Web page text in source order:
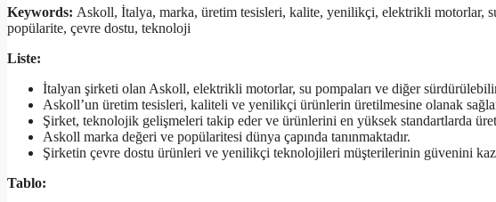
Keywords: Askoll, İtalya, marka, üretim tesisleri, kalite, yenilikçi, elektrikli motorlar,
popülarite, çevre dostu, teknoloji
Liste:
İtalyan şirketi olan Askoll, elektrikli motorlar, su pompaları ve diğer
Askoll’un üretim tesisleri, kaliteli ve yenilikçi ürünlerin üretilmesine olanak
Şirket, teknolojik gelişmeleri takip eder ve ürünlerini en yüksek standartlarda
Askoll marka değeri ve popülaritesi dünya çapında tanınmaktadır.
Şirketin çevre dostu ürünleri ve yenilikçi teknolojileri müşterilerinin güvenini
Tablo: